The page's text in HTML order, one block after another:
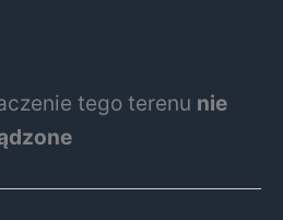
tego terenu nie